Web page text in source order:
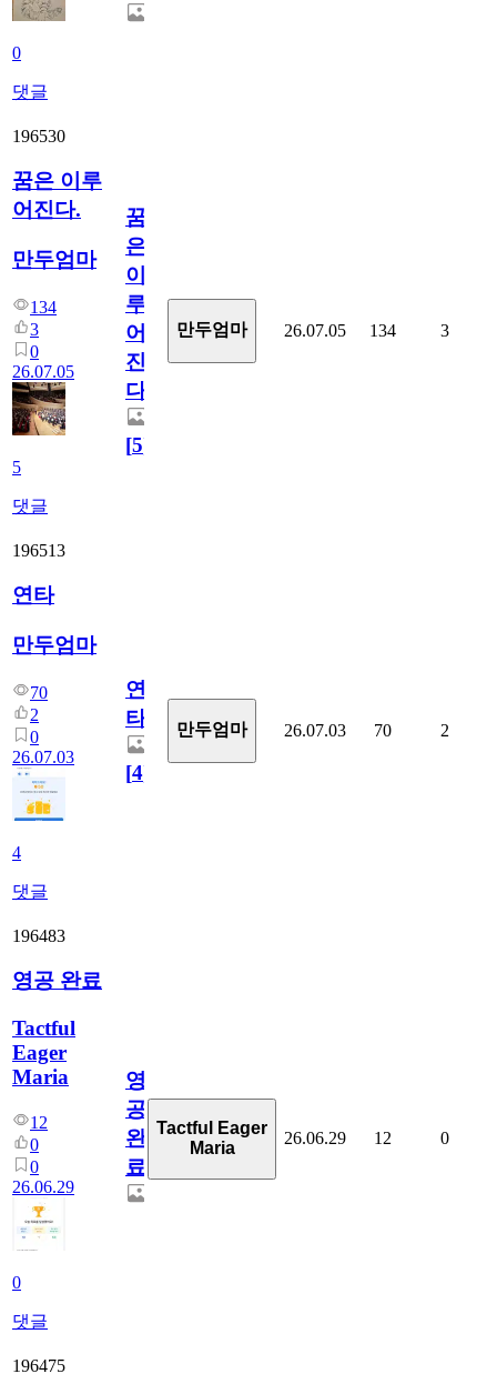
0
댓글
196530
꿈은 이루
어진다.
만두엄마
134
3
0
26.07.05
5
댓글
꿈
은
이
루
어
진
다.
[5]
만두엄마 26.07.05 134 3
196513
연타
만두엄마
70
2
0
26.07.03
4
댓글
연
타
[4]
만두엄마 26.07.03 70 2
196483
영공 완료
Tactful
Eager
Maria
12
0
0
26.06.29
0
댓글
영
공
완
료
Tactful Eager
Maria
26.06.29 12 0
196475